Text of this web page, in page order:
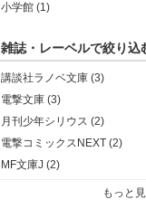
小学館 (1)
雑誌・レーベルで絞り込
講談社ラノベ文庫 (3)
電撃文庫 (3)
月刊少年シリウス (2)
電撃コミックスNEXT (2)
MF文庫J (2)
もっと